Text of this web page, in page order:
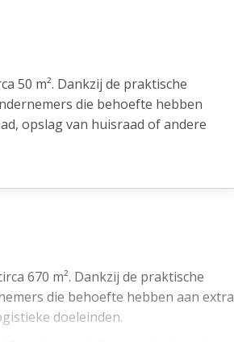
50 m². Dankzij de praktische
die behoefte hebben
opslag van huisraad of andere
bevindt zich op korte afstand,
lokaal als landelijk
670 m². Dankzij de praktische
die behoefte hebben aan extra
doeleinden.